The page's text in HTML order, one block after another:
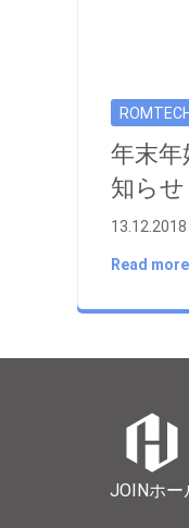
ROMTECH
年末年
知らせ
13.12.2018
Read more
JOINホー